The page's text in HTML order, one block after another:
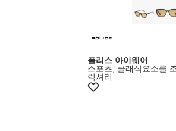
폴리스 아이웨어
스포츠, 클래식요소를
럭셔리